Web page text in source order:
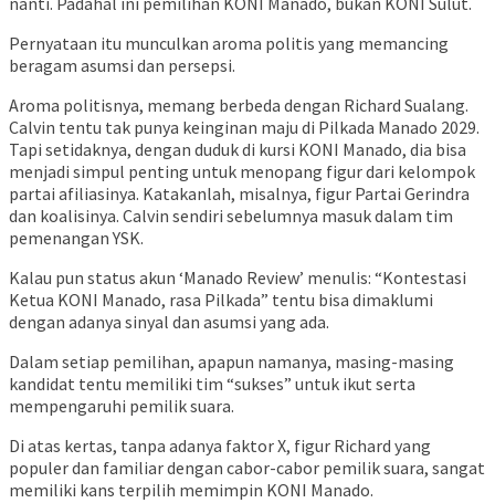
Pernyataan itu munculkan aroma politis yang memancing
beragam asumsi dan persepsi.
Aroma politisnya, memang berbeda dengan Richard Sualang.
Calvin tentu tak punya keinginan maju di Pilkada Manado 2029.
Tapi setidaknya, dengan duduk di kursi KONI Manado, dia bisa
menjadi simpul penting untuk menopang figur dari kelompok
partai afiliasinya. Katakanlah, misalnya, figur Partai Gerindra
dan koalisinya. Calvin sendiri sebelumnya masuk dalam tim
pemenangan YSK.
Kalau pun status akun ‘Manado Review’ menulis: “Kontestasi
Ketua KONI Manado, rasa Pilkada” tentu bisa dimaklumi
dengan adanya sinyal dan asumsi yang ada.
Dalam setiap pemilihan, apapun namanya, masing-masing
kandidat tentu memiliki tim “sukses” untuk ikut serta
mempengaruhi pemilik suara.
Di atas kertas, tanpa adanya faktor X, figur Richard yang
populer dan familiar dengan cabor-cabor pemilik suara, sangat
memiliki kans terpilih memimpin KONI Manado.